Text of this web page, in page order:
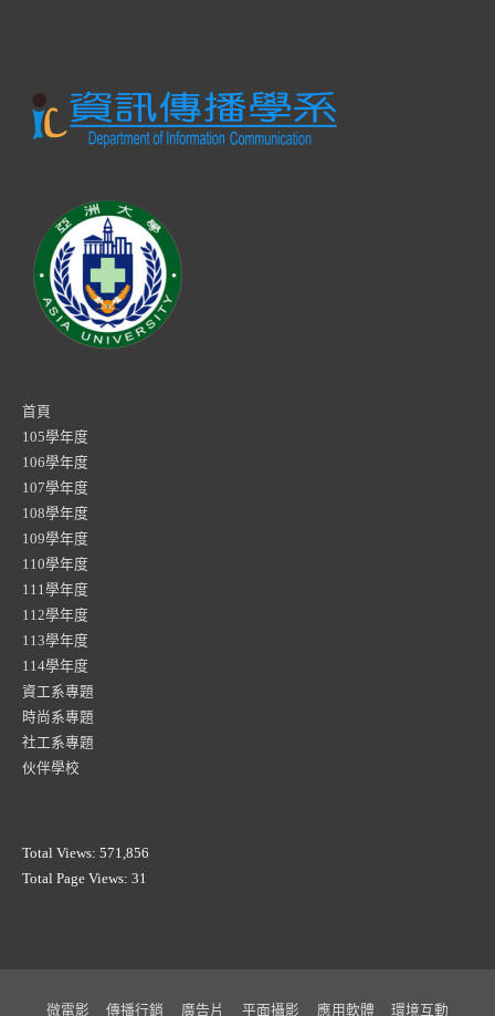
首頁
105學年度
106學年度
107學年度
108學年度
109學年度
110學年度
111學年度
112學年度
113學年度
114學年度
資工系專題
時尚系專題
社工系專題
伙伴學校
Total Views: 571,856
Total Page Views: 31
微電影 傳播行銷 廣告片 平面攝影 應用軟體 環境互動